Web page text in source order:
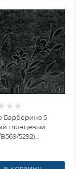
Барберино 5
глянцевый
5292)
от Kerama